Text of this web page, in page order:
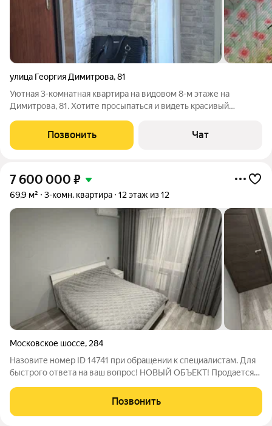
улица Георгия Димитрова,81
Уютная 3-комнатная квартира на видовом 8-м этаже на
Димитрова, 81. Хотите просыпаться и видеть красивый
во второй половине дня)? Тогда вам точно к нам. Просторная
кухня и планировка комнат 2+1
Позвонить Чат
7 600 000 ₽
69,9 м² 3-комн. квартира 12 этаж из 12
Московское шоссе, 284
Назовите номер ID 14741 при обращении к специалистам. Для
быстрого ответа на ваш вопрос! НОВЫЙ ОБЪЕКТ! Продается
Московское шоссе! Эта просторная квартира с современным
ремонтом 2025 год (в
Позвонить